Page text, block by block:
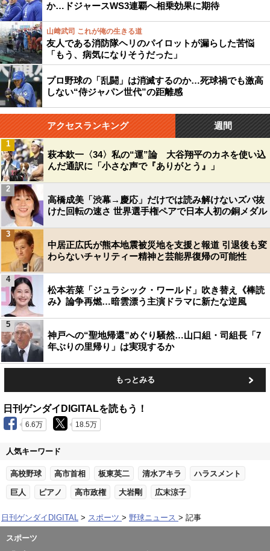
か…ドジャースWS3連覇へ相乗効果に期待
山﨑武司 これが俺の生きる道
友人である消防隊ヘリのパイロットが漏らした苦悩
「もう、病気になりそうだった」
プロ野球の「乱闘」は消滅するのか…死球禍でも激高
しない“侍ジャパン世代”の距離感
アクセスランキング 週間
萩本欽一〈34〉私の“運”論 大谷翔平のカネを使い込
んだ通訳に「小さな声で『ありがとう』」
1
高橋成美「渋幕→慶応」だけでは読み解けないズバ抜
けた回転の速さ 世界選手権ペアで日本人初の銅メダル
2
中居正広氏が熊本地震被災地を支援と報道 引退後も変
わらないチャリティー精神と芸能界復帰の可能性
3
松本若菜「ジュラシック・ワールド」吹き替え《棒読
み》論争再燃…暗雲漂う主演ドラマに新たな逆風
4
神戸への“聖地帰還”めぐり騒然…山口組・司組長「7
年ぶりの里帰り」は実現するか
5
もっとみる
日刊ゲンダイDIGITALを読もう！
6.6万 18.5万
人気キーワード
高校野球 高市首相 板東英二 清水アキラ ハラスメント
巨人 ピアノ 高市政権 大岩剛 広末涼子
日刊ゲンダイDIGITAL スポーツ 野球ニュース 記事
スポーツ